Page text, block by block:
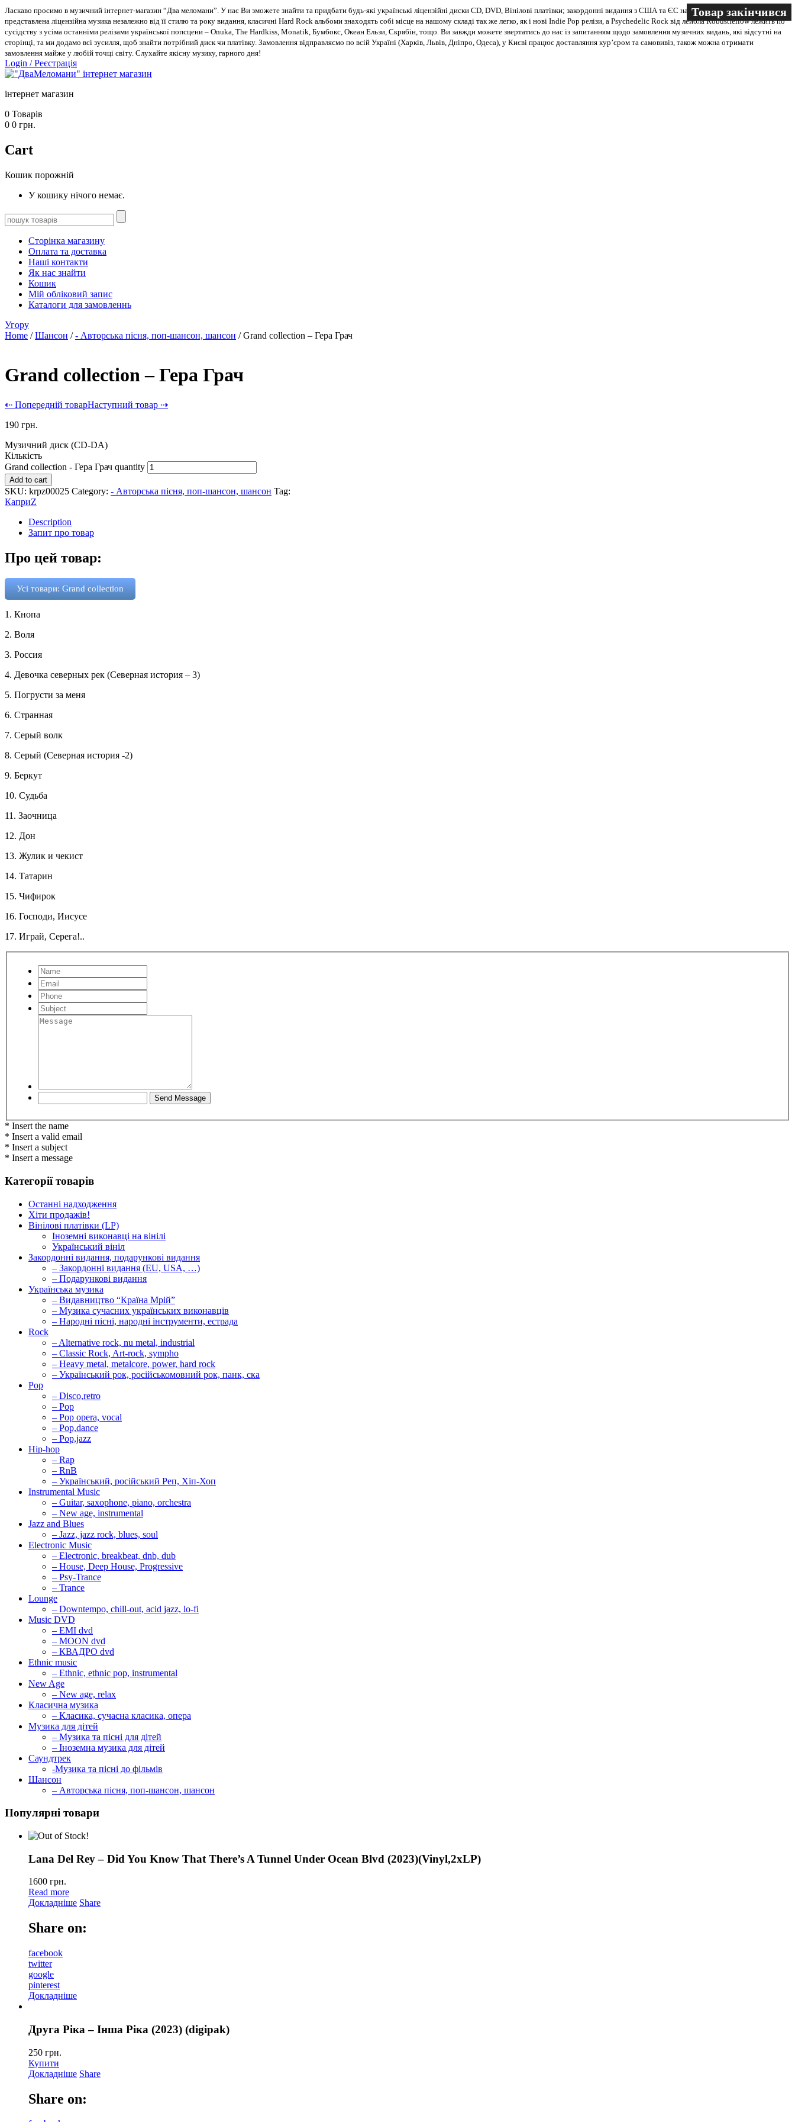
Ласкаво просимо в музичний інтернет-магазин “Два меломани”. У нас Ви зможете знайти та придбати будь-які українські ліцензійні диски CD, DVD, Вінілові платівки; закордонні видання з США та ЄС на всіх носіях. В магазині
представлена ліцензійна музика незалежно від її стилю та року видання, класичні Hard Rock альбоми знаходять собі місце на нашому складі так же легко, як і нові Indie Pop релізи, а Psychedelic Rock від лейбла Robustfellow лежить по
сусідству з усіма останніми релізами української попсцени – Onuka, The Hardkiss, Monatik, Бумбокс, Океан Ельзи, Скрябін, тощо. Ви завжди можете звертатись до нас із запитанням щодо замовлення музичних видань, які відсутні на
сторінці, та ми додамо всі зусилля, щоб знайти потрібний диск чи платівку. Замовлення відправляємо по всій Україні (Харків, Львів, Дніпро, Одеса), у Києві працює доставляння кур’єром та самовивіз, також можна отримати
замовлення майже у любій точці світу. Слухайте якісну музику, гарного дня!
Login /Реєстрація
інтернет магазин
0 Товарів
0 0 грн.
Cart
Кошик порожній
У кошику нічого немає.
Сторінка магазину
Оплата та доставка
Наші контакти
Як нас знайти
Кошик
Мій обліковий запис
Каталоги для замовленнь
Угору
Home /Шансон /- Авторська пісня, поп-шансон, шансон / Grand collection – Гера Грач
Grand collection – Гера Грач
⇠ Попередній товарНаступний товар ⇢
190 грн.
Музичний диск (CD-DA)
Кількість
Grand collection - Гера Грач quantity
Add to cart
SKU: krpz00025 Category: - Авторська пісня, поп-шансон, шансон Tag:
КаприZ
Description
Запит про товар
Про цей товар:
Усі товари: Grand collection
1. Кнопа
2. Воля
3. Россия
4. Девочка северных рек (Северная история – 3)
5. Погрусти за меня
6. Странная
7. Серый волк
8. Серый (Северная история -2)
9. Беркут
10. Судьба
11. Заочница
12. Дон
13. Жулик и чекист
14. Татарин
15. Чифирок
16. Господи, Иисусе
17. Играй, Серега!..
* Insert the name
* Insert a valid email
* Insert a subject
* Insert a message
Категорії товарів
Останні надходження
Хіти продажів!
Вінілові платівки (LP)
Іноземні виконавці на вінілі
Український вініл
Закордонні видання, подарункові видання
– Закордонні видання (EU, USA, …)
– Подарункові видання
Українська музика
– Видавництво “Країна Мрій”
– Музика сучасних українських виконавців
– Народні пісні, народні інструменти, естрада
Rock
– Alternative rock, nu metal, industrial
– Classic Rock, Art-rock, sympho
– Heavy metal, metalcore, power, hard rock
– Український рок, російськомовний рок, панк, ска
Pop
– Disco,retro
– Pop
– Pop opera, vocal
– Pop,dance
– Pop,jazz
Hip-hop
– Rap
– RnB
– Український, російський Реп, Хіп-Хоп
Instrumental Music
– Guitar, saxophone, piano, orchestra
– New age, instrumental
Jazz and Blues
– Jazz, jazz rock, blues, soul
Electronic Music
– Electronic, breakbeat, dnb, dub
– House, Deep House, Progressive
– Psy-Trance
– Trance
Lounge
– Downtempo, chill-out, acid jazz, lo-fi
Music DVD
– EMI dvd
– MOON dvd
– КВАДРО dvd
Ethnic music
– Ethnic, ethnic pop, instrumental
New Age
– New age, relax
Класична музика
– Класика, сучасна класика, опера
Музика для дітей
– Музика та пісні для дітей
– Іноземна музика для дітей
Саундтрек
-Музика та пісні до фільмів
Шансон
– Авторська пісня, поп-шансон, шансон
Популярні товари
Товар закінчився
Lana Del Rey – Did You Know That There’s A Tunnel Under Ocean Blvd (2023)(Vinyl,2xLP)
1600 грн.
Read more
Докладніше Share
Share on:
facebook
twitter
google
pinterest
Докладніше
Друга Ріка – Інша Ріка (2023) (digipak)
250 грн.
Купити
Докладніше Share
Share on:
Товар закінчився